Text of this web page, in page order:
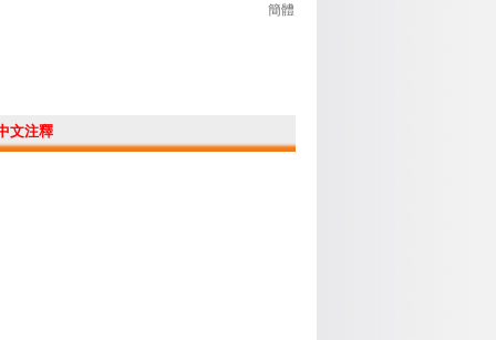
簡體
文注釋